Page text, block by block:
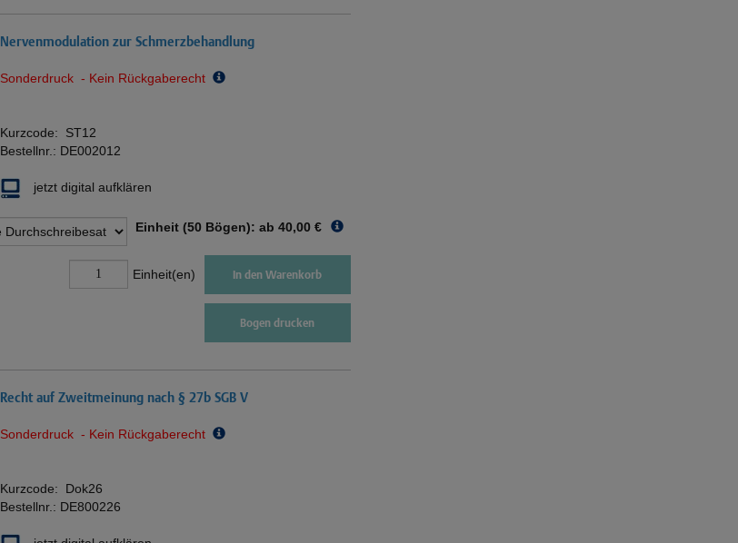
Nervenmodulation zur Schmerzbehandlung
Sonderdruck - Kein Rückgaberecht
Kurzcode: ST12
Bestellnr.: DE002012
jetzt digital aufklären
Einheit (50 Bögen): ab 40,00 €
Einheit(en) In den Warenkorb
Bogen drucken
Recht auf Zweitmeinung nach § 27b SGB V
Sonderdruck - Kein Rückgaberecht
Kurzcode: Dok26
Bestellnr.: DE800226